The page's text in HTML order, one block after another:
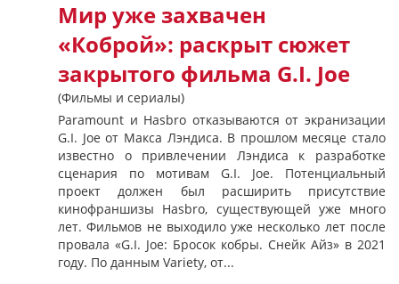
Мир уже захвачен
«Коброй»: раскрыт сюжет
закрытого фильма G.I. Joe
(Фильмы и сериалы)
Paramount и Hasbro отказываются от экранизации
G.I. Joe от Макса Лэндиса. В прошлом месяце стало
известно о привлечении Лэндиса к разработке
сценария по мотивам G.I. Joe. Потенциальный
проект должен был расширить присутствие
кинофраншизы Hasbro, существующей уже много
лет. Фильмов не выходило уже несколько лет после
провала «G.I. Joe: Бросок кобры. Снейк Айз» в 2021
году. По данным Variety, от...